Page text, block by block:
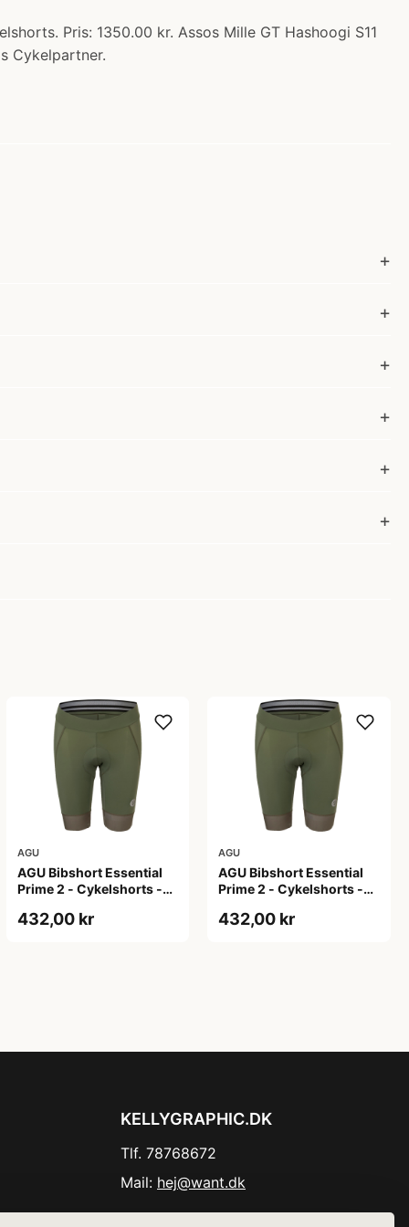
Pris: 1350.00 kr. Assos Mille GT Hashoogi S11
Cykelpartner.
AGU
AGU Bibshort Essential
Prime 2 - Cykelshorts -
2XL
432,00 kr
AGU
AGU Bibshort Essential
Prime 2 - Cykelshorts -
432,00 kr
KELLYGRAPHIC.DK
Tlf. 78768672
Mail: hej@want.dk